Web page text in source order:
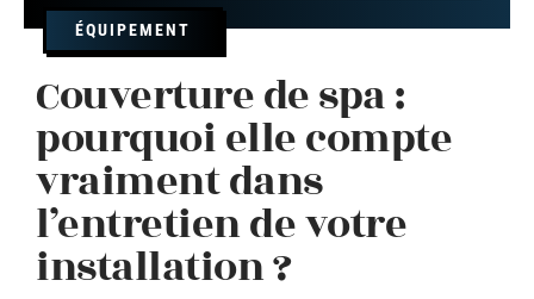
ÉQUIPEMENT
Couverture de spa :
pourquoi elle compte
vraiment dans
l’entretien de votre
installation ?